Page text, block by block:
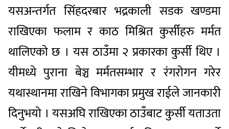
यसअन्तर्गत सिंहदरबार भद्रकाली सडक खण्डमा
राखिएका फलाम र काठ मिश्रित कुर्सीहरु मर्मत
थालिएको छ । यस ठाउँमा २ प्रकारका कुर्सी थिए ।
यीमध्ये पुराना बेञ्च मर्मतसम्भार र रंगरोगन गरेर
यथास्थानमा राखिने विभागका प्रमुख राईले जानकारी
दिनुभयो । यसअघि राखिएका ठाउँबाट कुर्सी यताउता